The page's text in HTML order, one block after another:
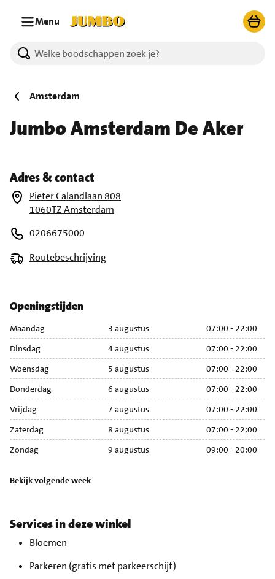
Menu
Amsterdam
Jumbo Amsterdam De Aker
Adres & contact
Pieter Calandlaan 808
1060TZ Amsterdam
0206675000
Routebeschrijving
Openingstijden
Maandag 3 augustus
07:00 - 22:00
Dinsdag
4 augustus
07:00 - 22:00
Woensdag
5 augustus
07:00 - 22:00
Donderdag
6 augustus
07:00 - 22:00
Vrijdag
7 augustus
07:00 - 22:00
Zaterdag
8 augustus
07:00 - 22:00
Zondag
9 augustus 09:00 - 20:00
Bekijk volgende week
Services in deze winkel
Bloemen
Parkeren (gratis met parkeerschijf)